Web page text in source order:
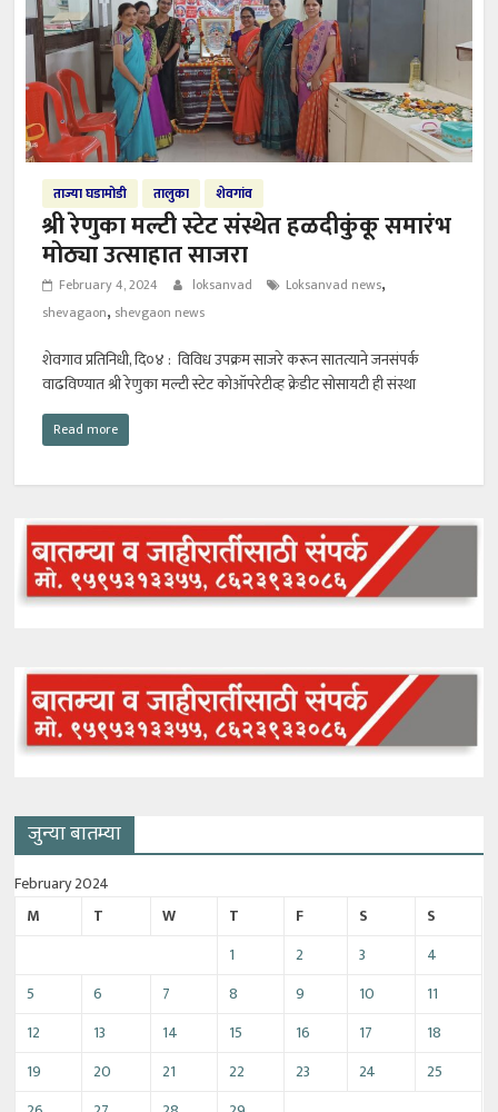
ताज्या घडामोडी तालुका शेवगांव
श्री रेणुका मल्टी स्टेट संस्थेत हळदीकुंकू समारंभ
मोठ्या उत्साहात साजरा
February 4, 2024 loksanvad Loksanvad news,
shevagaon, shevgaon news
शेवगाव प्रतिनिधी, दि०४ : विविध उपक्रम साजरे करून सातत्याने जनसंपर्क
वाढविण्यात श्री रेणुका मल्टी स्टेट कोऑपरेटीव्ह क्रेडीट सोसायटी ही संस्था
Read more
जुन्या बातम्या
February 2024
M
T W T F S
S
1
2 3
4
5
6 7 8 9 10
11
12
13 14 15 16 17
18
19
20 21 22 23 24
25